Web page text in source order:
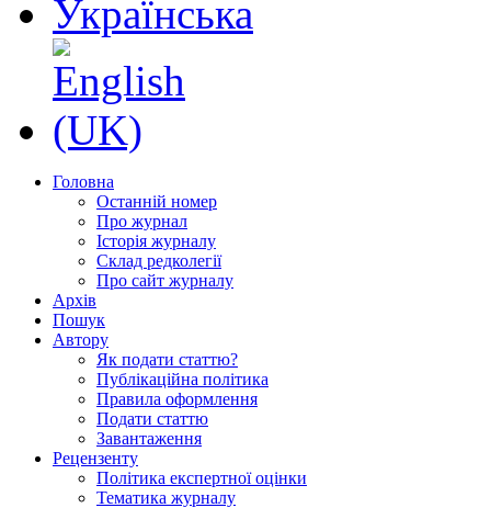
Головна
Останній номер
Про журнал
Історія журналу
Склад редколегії
Про сайт журналу
Архів
Пошук
Автору
Як подати статтю?
Публікаційна політика
Правила оформлення
Подати статтю
Завантаження
Рецензенту
Політика експертної оцінки
Тематика журналу